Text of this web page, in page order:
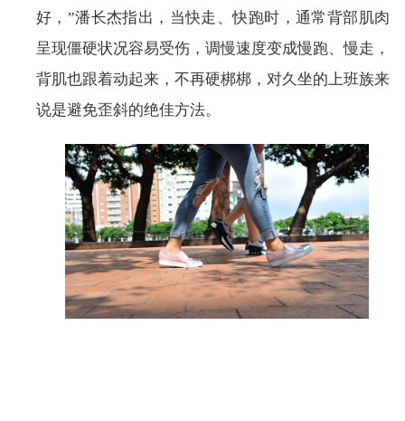
好，”潘长杰指出，当快走、快跑时，通常背部肌肉
呈现僵硬状况容易受伤，调慢速度变成慢跑、慢走，
背肌也跟着动起来，不再硬梆梆，对久坐的上班族来
说是避免歪斜的绝佳方法。